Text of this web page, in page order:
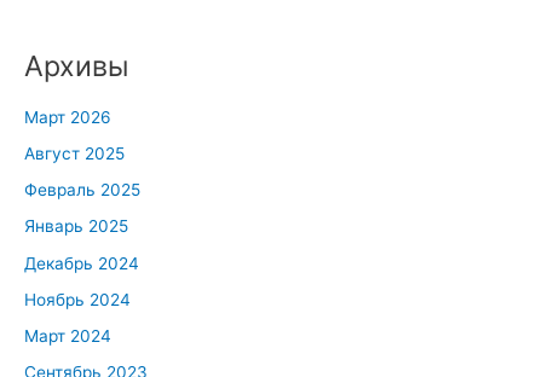
Архивы
Март 2026
Август 2025
Февраль 2025
Январь 2025
Декабрь 2024
Ноябрь 2024
Март 2024
Сентябрь 2023